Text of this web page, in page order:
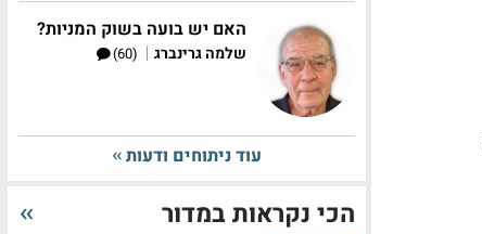
האם יש בועה בשוק המניות?
שלמה גרינברג |
(60)
עוד ניתוחים ודעות
הכי נקראות במדור